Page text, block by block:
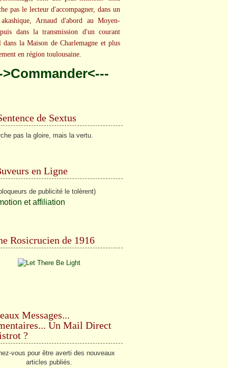
pas le lecteur d'accompagner, dans un
Arnaud d'abord au Moyen-
dans la transmission d'un courant
dans la Maison de Charlemagne et plus
en région toulousaine.
de Sextus
pas la gloire, mais la vertu.
en Ligne
de publicité le tolèrent)
Rosicrucien de 1916
Messages...
Un Mail Direct
?
vous pour être averti des nouveaux
articles publiés.